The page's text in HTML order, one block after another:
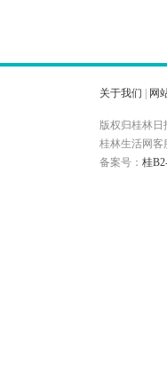
关于我们 网
版权归桂林日
桂林生活网客
备案号： 桂